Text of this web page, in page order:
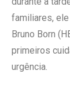
familiares,
Bruno Born
primeiros
urgência.